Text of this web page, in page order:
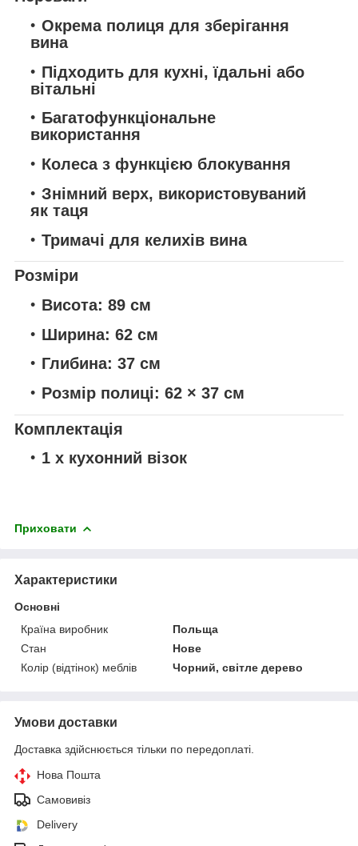
Окрема полиця для зберігання
вина
Підходить для кухні, їдальні або
вітальні
Багатофункціональне
використання
Колеса з функцією блокування
Знімний верх, використовуваний
як таця
Тримачі для келихів вина
Розміри
Висота: 89 см
Ширина: 62 см
Глибина: 37 см
Розмір полиці: 62 × 37 см
Комплектація
1 х кухонний візок
Приховати
Характеристики
Основні
Країна виробник
Польща
Стан
Нове
Колір (відтінок) меблів
Чорний, світле дерево
Умови доставки
Доставка здійснюється тільки по передоплаті.
Нова Пошта
Самовивіз
Delivery